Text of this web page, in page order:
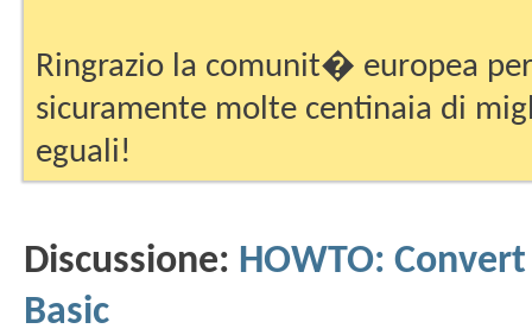
Ringrazio la comunit� europea
sicuramente molte centinaia di
eguali!
Discussione: HOWTO:
Basic